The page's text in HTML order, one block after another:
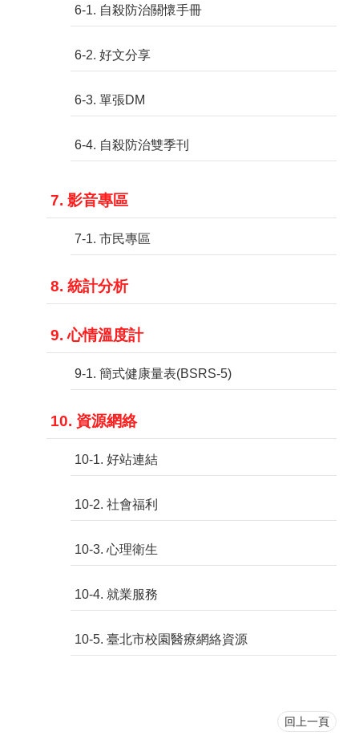
6-1. 自殺防治關懷手冊
6-2. 好文分享
6-3. 單張DM
6-4. 自殺防治雙季刊
7. 影音專區
7-1. 市民專區
8. 統計分析
9. 心情溫度計
9-1. 簡式健康量表(BSRS-5)
10. 資源網絡
10-1. 好站連結
10-2. 社會福利
10-3. 心理衛生
10-4. 就業服務
10-5. 臺北市校園醫療網絡資源
回上一頁